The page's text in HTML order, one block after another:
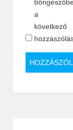
a
következő